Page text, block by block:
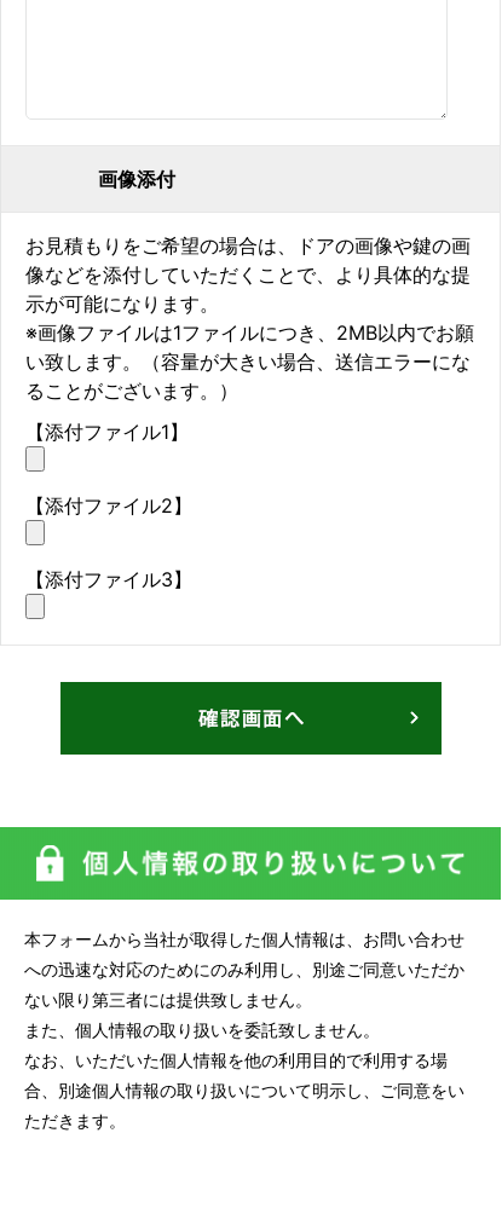
画像添付
お見積もりをご希望の場合は、ドアの画像や鍵の画
像などを添付していただくことで、より具体的な提
示が可能になります。
※画像ファイルは1ファイルにつき、2MB以内でお願
い致します。（容量が大きい場合、送信エラーにな
ることがございます。）
【添付ファイル1】
【添付ファイル2】
【添付ファイル3】
本フォームから当社が取得した個人情報は、お問い合わせ
への迅速な対応のためにのみ利用し、別途ご同意いただか
ない限り第三者には提供致しません。
また、個人情報の取り扱いを委託致しません。
なお、いただいた個人情報を他の利用目的で利用する場
合、別途個人情報の取り扱いについて明示し、ご同意をい
ただきます。